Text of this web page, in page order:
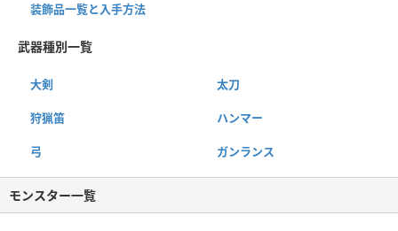
装飾品一覧と入手方法
武器種別一覧
大剣 太刀
狩猟笛 ハンマー
弓 ガンランス
モンスター一覧